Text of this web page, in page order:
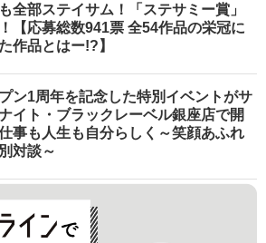
全部ステイサム！「ステサミー賞」
【応募総数941票 全54作品の栄冠に
作品とはー!?】
ン1周年を記念した特別イベントがサ
イト・ブラックレーベル銀座店で開
事も人生も自分らしく～笑顔あふれ
対談～